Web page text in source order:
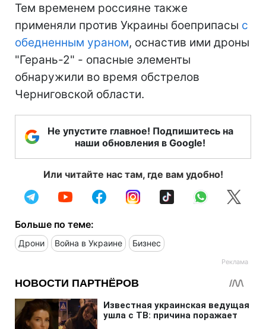
Тем временем россияне также
применяли против Украины боеприпасы с
обедненным ураном, оснастив ими дроны
"Герань-2" - опасные элементы
обнаружили во время обстрелов
Черниговской области.
Не упустите главное! Подпишитесь на
наши обновления в Google!
Или читайте нас там, где вам удобно!
Больше по теме:
Дрони Война в Украине Бизнес